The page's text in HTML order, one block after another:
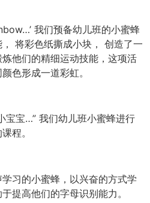
我们预备幼儿班的小蜜蜂
将彩色纸撕成小块， 创造了一
他们的精细运动技能，这项活
色形成一道彩虹。
宝宝…” 我们幼儿班小蜜蜂进行
程。
习的小蜜蜂，以兴奋的方式学
提高他们的字母识别能力。